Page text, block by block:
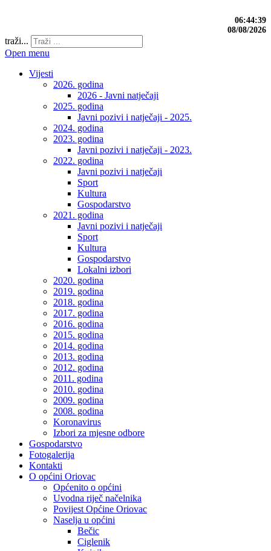
06:44:39
08/08/2026
traži...
Open menu
Vijesti
2026. godina
2026 - Javni natječaji
2025. godina
Javni pozivi i natječaji - 2025.
2024. godina
2023. godina
Javni pozivi i natječaji - 2023.
2022. godina
Javni pozivi i natječaji
Sport
Kultura
Gospodarstvo
2021. godina
Javni pozivi i natječaji
Sport
Kultura
Gospodarstvo
Lokalni izbori
2020. godina
2019. godina
2018. godina
2017. godina
2016. godina
2015. godina
2014. godina
2013. godina
2012. godina
2011. godina
2010. godina
2009. godina
2008. godina
Koronavirus
Izbori za mjesne odbore
Gospodarstvo
Fotogalerija
Kontakti
O općini Oriovac
Općenito o općini
Uvodna riječ načelnika
Povijest Općine Oriovac
Naselja u općini
Bečic
Ciglenik